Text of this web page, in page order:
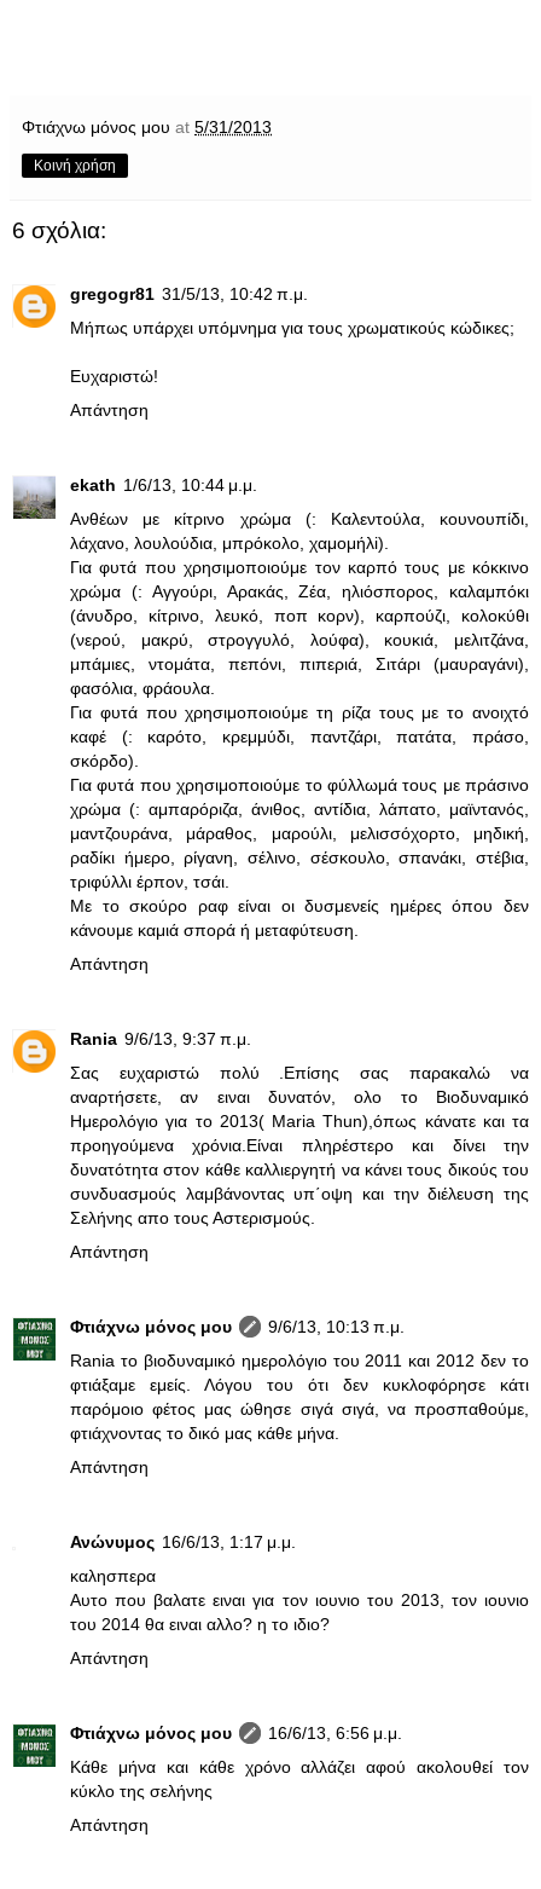
Φτιάχνω μόνος μου at 5/31/2013
Κοινή χρήση
6 σχόλια:
gregogr81 31/5/13, 10:42 π.μ.
Μήπως υπάρχει υπόμνημα για τους χρωματικούς κώδικες;
Ευχαριστώ!
Απάντηση
ekath 1/6/13, 10:44 μ.μ.
Ανθέων με κίτρινο χρώμα (: Καλεντούλα, κουνουπίδι,
λάχανο, λουλούδια, μπρόκολο, χαμομήλi).
Για φυτά που χρησιμοποιούμε τον καρπό τους με κόκκινο
χρώμα (: Αγγούρι, Αρακάς, Ζέα, ηλιόσπορος, καλαμπόκι
(άνυδρο, κίτρινο, λευκό, ποπ κορν), καρπούζι, κολοκύθι
(νερού, μακρύ, στρογγυλό, λούφα), κουκιά, μελιτζάνα,
μπάμιες, ντομάτα, πεπόνι, πιπεριά, Σιτάρι (μαυραγάνι),
φασόλια, φράουλα.
Για φυτά που χρησιμοποιούμε τη ρίζα τους με το ανοιχτό
καφέ (: καρότο, κρεμμύδι, παντζάρι, πατάτα, πράσο,
σκόρδο).
Για φυτά που χρησιμοποιούμε το φύλλωμά τους με πράσινο
χρώμα (: αμπαρόριζα, άνιθος, αντίδια, λάπατο, μαϊντανός,
μαντζουράνα, μάραθος, μαρούλι, μελισσόχορτο, μηδική,
ραδίκι ήμερο, ρίγανη, σέλινο, σέσκουλο, σπανάκι, στέβια,
τριφύλλι έρπον, τσάι.
Με το σκούρο ραφ είναι οι δυσμενείς ημέρες όπου δεν
κάνουμε καμιά σπορά ή μεταφύτευση.
Απάντηση
Rania 9/6/13, 9:37 π.μ.
Σας ευχαριστώ πολύ .Επίσης σας παρακαλώ να
αναρτήσετε, αν ειναι δυνατόν, ολο το Βιοδυναμικό
Ημερολόγιο για το 2013( Maria Thun),όπως κάνατε και τα
προηγούμενα χρόνια.Είναι πληρέστερο και δίνει την
δυνατότητα στον κάθε καλλιεργητή να κάνει τους δικούς του
συνδυασμούς λαμβάνοντας υπ΄οψη και την διέλευση της
Σελήνης απο τους Αστερισμούς.
Απάντηση
Φτιάχνω μόνος μου
9/6/13, 10:13 π.μ.
Rania το βιοδυναμικό ημερολόγιο του 2011 και 2012 δεν το
φτιάξαμε εμείς. Λόγου του ότι δεν κυκλοφόρησε κάτι
παρόμοιο φέτος μας ώθησε σιγά σιγά, να προσπαθούμε,
φτιάχνοντας το δικό μας κάθε μήνα.
Απάντηση
Ανώνυμος 16/6/13, 1:17 μ.μ.
καλησπερα
Αυτο που βαλατε ειναι για τον ιουνιο του 2013, τον ιουνιο
του 2014 θα ειναι αλλο? η το ιδιο?
Απάντηση
Φτιάχνω μόνος μου
16/6/13, 6:56 μ.μ.
Κάθε μήνα και κάθε χρόνο αλλάζει αφού ακολουθεί τον
κύκλο της σελήνης
Απάντηση